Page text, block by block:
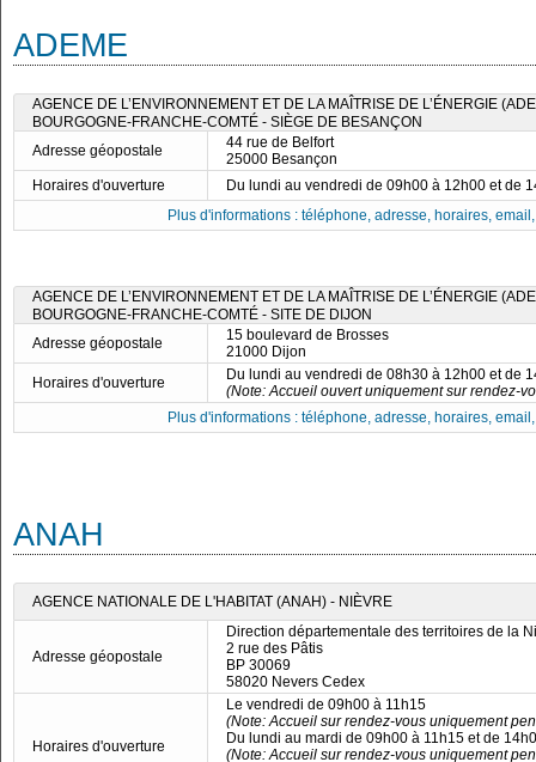
ADEME
AGENCE DE L’ENVIRONNEMENT ET DE LA MAÎTRISE DE L’ÉNERGIE
BOURGOGNE-FRANCHE-COMTÉ - SIÈGE DE BESANÇON
Adresse géopostale
44 rue de Belfort
25000 Besançon
Horaires d'ouverture
Du lundi au vendredi de 09h00 à 12h00 et de
Plus d'informations : téléphone, adresse, horaires,
AGENCE DE L’ENVIRONNEMENT ET DE LA MAÎTRISE DE L’ÉNERGIE
BOURGOGNE-FRANCHE-COMTÉ - SITE DE DIJON
Adresse géopostale
15 boulevard de Brosses
21000 Dijon
Horaires d'ouverture
Du lundi au vendredi de 08h30 à 12h00 et de
(Note: Accueil ouvert uniquement sur rendez-
Plus d'informations : téléphone, adresse, horaires,
ANAH
AGENCE NATIONALE DE L'HABITAT (ANAH) - NIÈVRE
Adresse géopostale
Direction départementale des territoires de la
2 rue des Pâtis
BP 30069
58020 Nevers Cedex
Horaires d'ouverture
Le vendredi de 09h00 à 11h15
(Note: Accueil sur rendez-vous uniquement
Du lundi au mardi de 09h00 à 11h15 et de
(Note: Accueil sur rendez-vous uniquement